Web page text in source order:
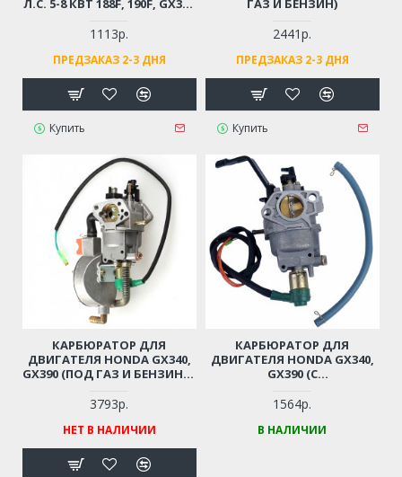
Л.С. 5-8 КВТ 188F, 190F, GX390
ПОД ВАКУУМНЫЙ КЛАПАН)
1113р.
ПРЕДЗАКАЗ 2-3 ДНЯ
Купить
ГАЗ И БЕНЗИН)
2441р.
ПРЕДЗАКАЗ 2-3 ДНЯ
Купить
КАРБЮРАТОР ДЛЯ
ДВИГАТЕЛЯ HONDA GX340,
GX390 (ПОД ГАЗ И БЕНЗИН, С
КЛАПАНОМ)
3793р.
НЕТ В НАЛИЧИИ
КАРБЮРАТОР ДЛЯ
ДВИГАТЕЛЯ HONDA GX340,
GX390 (С
КЛАПАНОМ, РУЧНАЯ
ЗАСЛОНКА)
1564р.
В НАЛИЧИИ